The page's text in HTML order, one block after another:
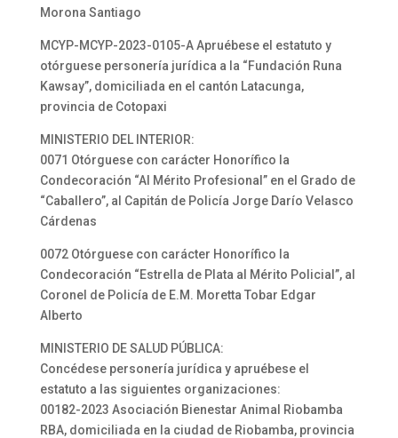
Morona Santiago
MCYP-MCYP-2023-0105-A Apruébese el estatuto y
otórguese personería jurídica a la “Fundación Runa
Kawsay”, domiciliada en el cantón Latacunga,
provincia de Cotopaxi
MINISTERIO DEL INTERIOR:
0071 Otórguese con carácter Honorífico la
Condecoración “Al Mérito Profesional” en el Grado de
“Caballero”, al Capitán de Policía Jorge Darío Velasco
Cárdenas
0072 Otórguese con carácter Honorífico la
Condecoración “Estrella de Plata al Mérito Policial”, al
Coronel de Policía de E.M. Moretta Tobar Edgar
Alberto
MINISTERIO DE SALUD PÚBLICA:
Concédese personería jurídica y apruébese el
estatuto a las siguientes organizaciones:
00182-2023 Asociación Bienestar Animal Riobamba
RBA, domiciliada en la ciudad de Riobamba, provincia